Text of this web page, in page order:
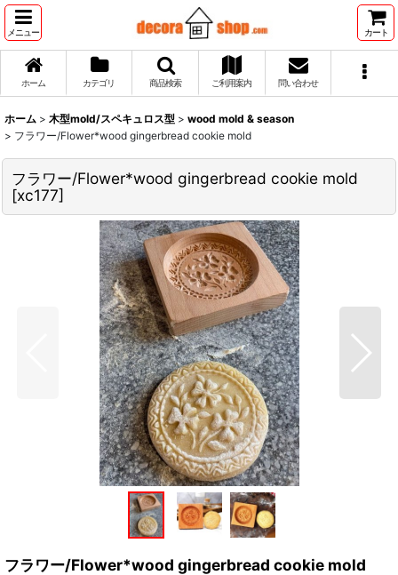
メニュー カート
ホーム カテゴリ 商品検索 ご利用案内 問い合わせ
ホーム > 木型mold/スペキュロス型 > wood mold & season
> フラワー/Flower*wood gingerbread cookie mold
フラワー/Flower*wood gingerbread cookie mold
[xc177]
フラワー/Flower*wood gingerbread cookie mold